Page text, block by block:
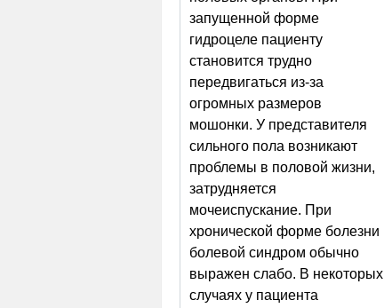
запущенной форме
гидроцеле пациенту
становится трудно
передвигаться из-за
огромных размеров
мошонки. У представителя
сильного пола возникают
проблемы в половой жизни,
затрудняется
мочеиспускание. При
хронической форме болезни
болевой синдром обычно
выражен слабо. В некоторых
случаях у пациента